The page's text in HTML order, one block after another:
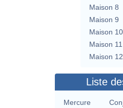
Maison 8
Maison 9
Maison 10
Maison 11
Maison 12
Liste
Mercure